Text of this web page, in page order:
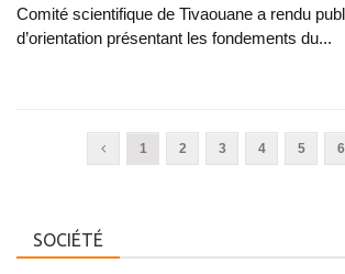
Comité scientifique de Tivaouane a rendu
d’orientation présentant les fondements du...
1 2 3 4 5 6
SOCIÉTÉ